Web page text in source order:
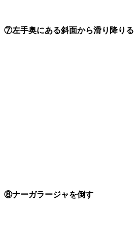
⑦左手奥にある斜面から滑り降りる
⑧ナーガラージャを倒す